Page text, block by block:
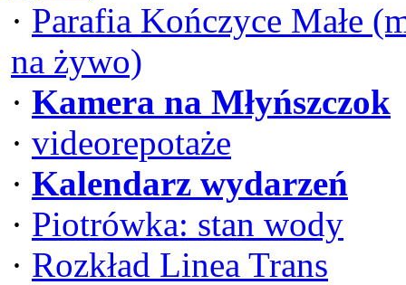
· Parafia Kończyce Małe
na żywo)
· Kamera na Młyńszczok
· videorepotaże
· Kalendarz wydarzeń
· Piotrówka: stan wody
· Rozkład Linea Trans